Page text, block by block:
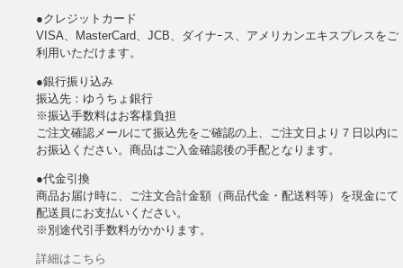
●クレジットカード
VISA、MasterCard、JCB、ダイナｰス、アメリカンエキスプレスをご
利用いただけます。
●銀行振り込み
振込先：ゆうちょ銀行
※振込手数料はお客様負担
ご注文確認メールにて振込先をご確認の上、ご注文日より７日以内に
お振込ください。商品はご入金確認後の手配となります。
●代金引換
商品お届け時に、ご注文合計金額（商品代金・配送料等）を現金にて
配送員にお支払いください。
※別途代引手数料がかかります。
詳細はこちら